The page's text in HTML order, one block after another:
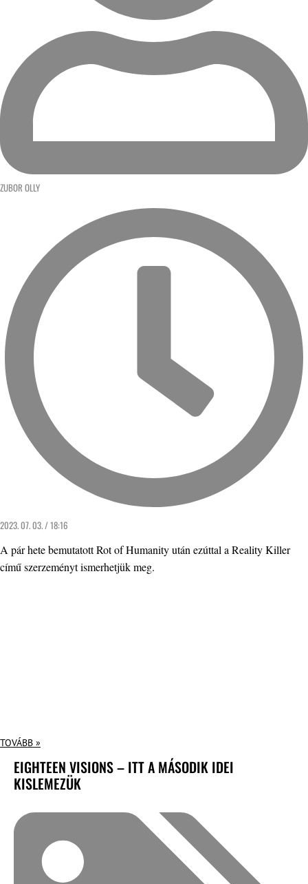
ZUBOR OLLY
2023. 07. 03. / 18:16
A pár hete bemutatott Rot of Humanity után ezúttal a Reality Killer
című szerzeményt ismerhetjük meg.
TOVÁBB »
EIGHTEEN VISIONS – ITT A MÁSODIK IDEI
KISLEMEZÜK